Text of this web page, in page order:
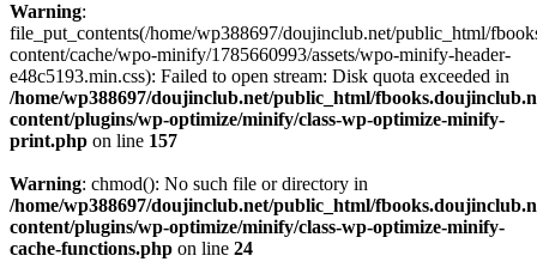
Warning:
file_put_contents(/home/wp388697/doujinclub.net/public_html/
content/cache/wpo-minify/1785660993/assets/wpo-minify-header-
e48c5193.min.css): Failed to open stream: Disk quota exceeded in
/home/wp388697/doujinclub.net/public_html/
content/plugins/wp-optimize/minify/class-wp-optimize-minify-
print.php on line 157
Warning: chmod(): No such file or directory in
/home/wp388697/doujinclub.net/public_html/
content/plugins/wp-optimize/minify/class-wp-optimize-minify-
cache-functions.php on line 24